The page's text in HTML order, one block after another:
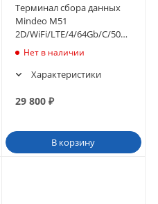
Терминал сбора данных
Mindeo M51
2D/WiFi/LTE/4/64Gb/C/5000mAh/
(M51TE464D0130C0
Нет в наличии
Характеристики
29 800₽
В корзину